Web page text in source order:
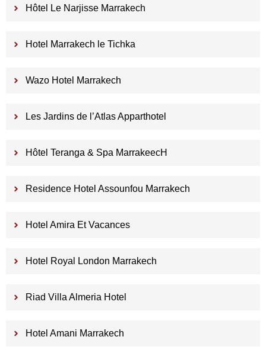
Hôtel Le Narjisse Marrakech
Hotel Marrakech le Tichka
Wazo Hotel Marrakech
Les Jardins de l’Atlas Apparthotel
Hôtel Teranga & Spa MarrakeecH
Residence Hotel Assounfou Marrakech
Hotel Amira Et Vacances
Hotel Royal London Marrakech
Riad Villa Almeria Hotel
Hotel Amani Marrakech